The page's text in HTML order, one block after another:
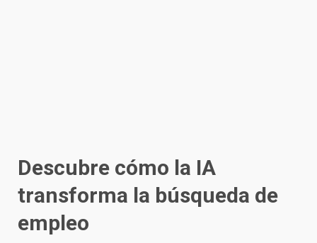
Descubre cómo la IA
transforma la búsqueda de
empleo